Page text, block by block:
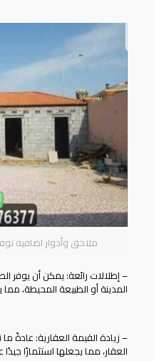
ملاحق وأدوار اضافيه
– إطلالات رائعة: يمكن أن يوفر
المدينة أو الطبيعة المحيطة،
– زيادة القيمة العقارية: عادةً
العقار، مما يجعلها استثمارًا